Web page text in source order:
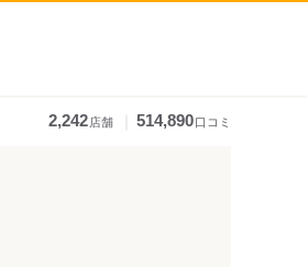
2,242店舗 514,890口コミ